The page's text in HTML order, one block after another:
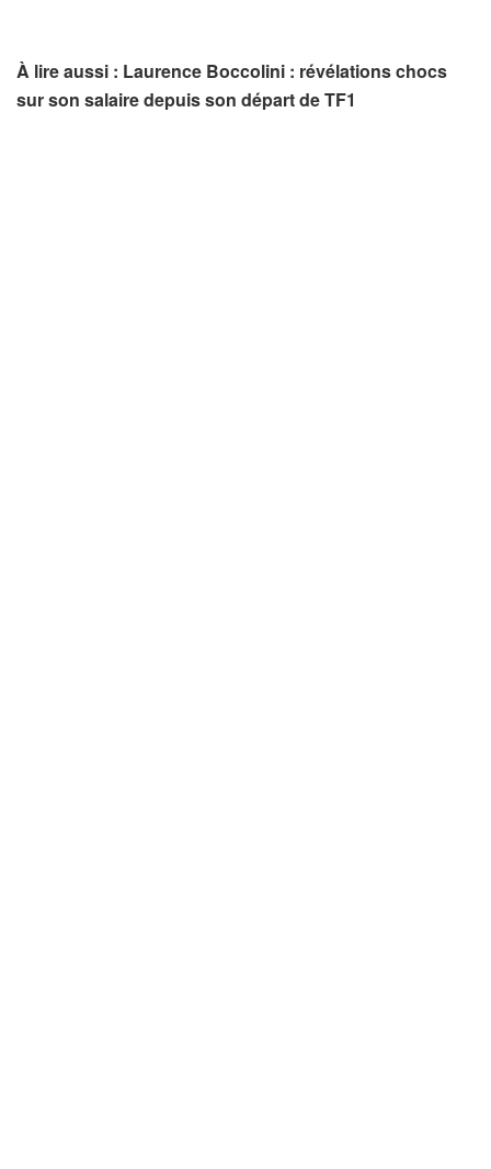
À lire aussi : Laurence Boccolini : révélations chocs
sur son salaire depuis son départ de TF1